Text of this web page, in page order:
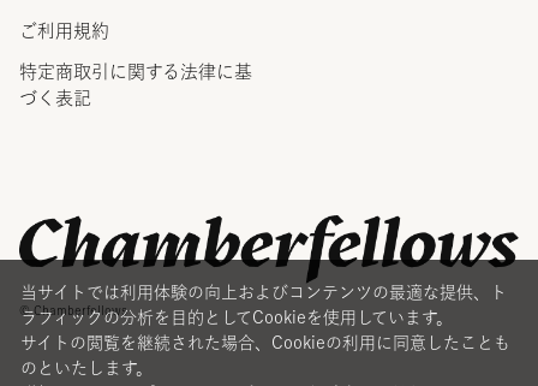
ご利用規約
特定商取引に関する法律に 基
づく表記
© Chamberfellows
当サイトでは利用体験の向上およびコンテンツの最適な提供、ト
ラフィックの分析を目的としてCookieを使用しています。
サイトの閲覧を継続された場合、Cookieの利用に同意したことも
のといたします。